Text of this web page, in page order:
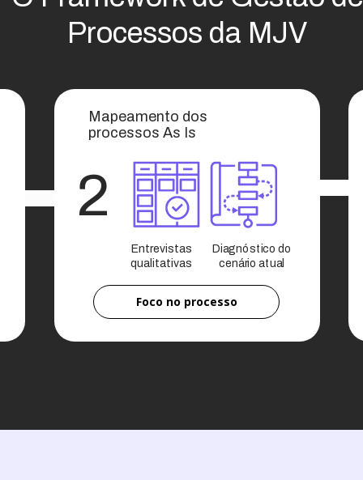
Processos da MJV
Mapeamento dos
processos As Is
2
Entrevistas
qualitativas
Diagnóstico do
cenário atual
Foco no processo